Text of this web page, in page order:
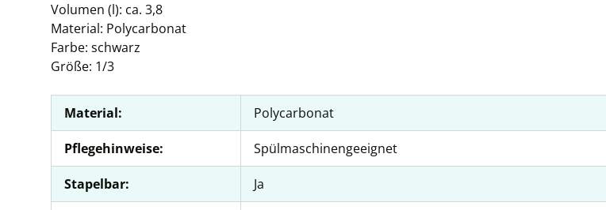
Volumen (l): ca. 3,8
Material: Polycarbonat
Farbe: schwarz
Größe: 1/3
Material: Polycarbonat
Pflegehinweise: Spülmaschinengeeignet
Stapelbar: Ja